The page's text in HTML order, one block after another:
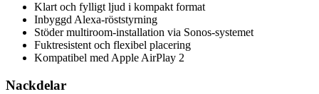
Klart och fylligt ljud i kompakt format
Inbyggd Alexa-röststyrning
Stöder multiroom-installation via Sonos-systemet
Fuktresistent och flexibel placering
Kompatibel med Apple AirPlay 2
Nackdelar